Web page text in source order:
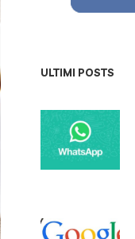
ULTIMI POSTS